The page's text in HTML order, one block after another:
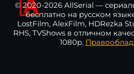
© 2020-2026 AllSerial —
бесплатно на русском
LostFilm, AlexFilm, HDRezka
RHS, TVShows в отличном
1080p.